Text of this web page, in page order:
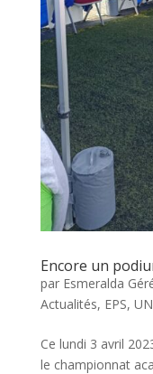
Encore un
par Esmeralda
Actualités, EPS,
Ce lundi 3 avril
le championnat